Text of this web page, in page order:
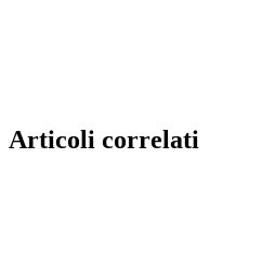
Articoli correlati